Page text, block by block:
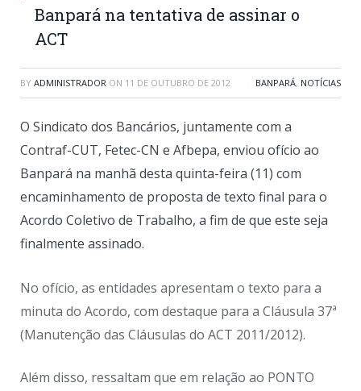
Banpará na tentativa de assinar o
ACT
BY ADMINISTRADOR ON 11 DE OUTUBRO DE 2012 BANPARÁ, NOTÍCIAS
O Sindicato dos Bancários, juntamente com a
Contraf-CUT, Fetec-CN e Afbepa, enviou ofício ao
Banpará na manhã desta quinta-feira (11) com
encaminhamento de proposta de texto final para o
Acordo Coletivo de Trabalho, a fim de que este seja
finalmente assinado.
No ofício, as entidades apresentam o texto para a
minuta do Acordo, com destaque para a Cláusula 37ª
(Manutenção das Cláusulas do ACT 2011/2012).
Além disso, ressaltam que em relação ao PONTO